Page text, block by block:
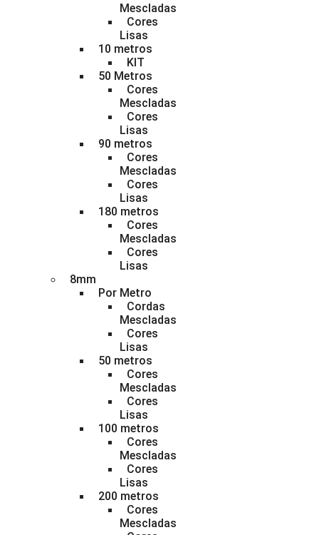
Mescladas
Cores
Lisas
10 metros
KIT
50 Metros
Cores
Mescladas
Cores
Lisas
90 metros
Cores
Mescladas
Cores
Lisas
180 metros
Cores
Mescladas
Cores
Lisas
8mm
Por Metro
Cordas
Mescladas
Cores
Lisas
50 metros
Cores
Mescladas
Cores
Lisas
100 metros
Cores
Mescladas
Cores
Lisas
200 metros
Cores
Mescladas